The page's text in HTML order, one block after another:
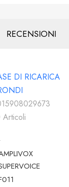
RECENSIONI
DI RICARICA
Articoli